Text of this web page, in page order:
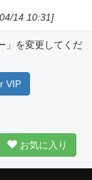
14 10:31]
」を変更してくだ
VIP
お気に入り